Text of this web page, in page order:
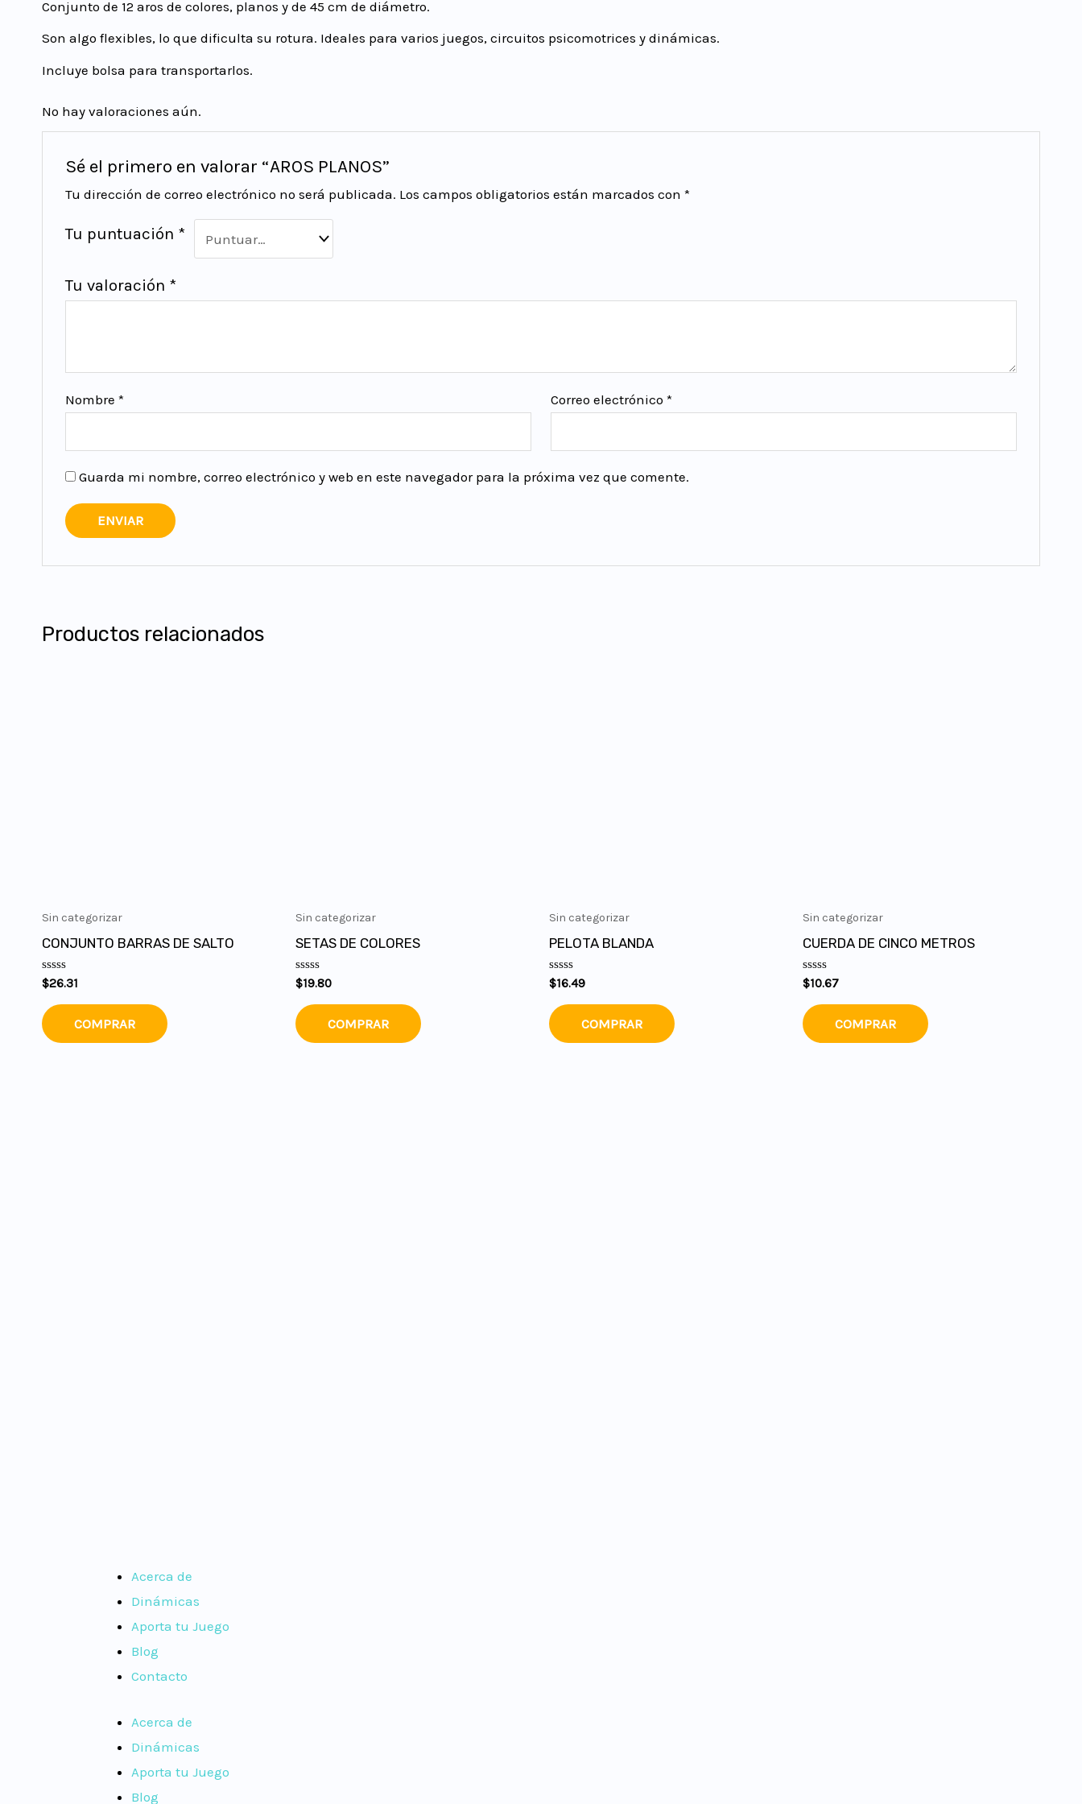
Conjunto de 12 aros de colores, planos y de 45 cm de diámetro.
Son algo flexibles, lo que dificulta su rotura. Ideales para varios juegos, circuitos psicomotrices y dinámicas.
Incluye bolsa para transportarlos.
No hay valoraciones aún.
Sé el primero en valorar “AROS PLANOS”
Tu dirección de correo electrónico no será publicada. Los campos obligatorios están marcados con*
Tu puntuación *
Tu valoración *
Nombre* Correo electrónico *
Guarda mi nombre, correo electrónico y web en este navegador para la próxima vez que comente.
Productos relacionados
Sin categorizar
CONJUNTO BARRAS DE SALTO
Valorado
en
de
5
$26.31
COMPRAR
Sin categorizar
SETAS DE COLORES
Valorado
en
de
5
$19.80
COMPRAR
Sin categorizar
PELOTA BLANDA
Valorado
en
de
5
$16.49
COMPRAR
Sin categorizar
CUERDA DE CINCO METROS
Valorado
en
de
5
$10.67
COMPRAR
Acerca de
Dinámicas
Aporta tu Juego
Blog
Contacto
Acerca de
Dinámicas
Aporta tu Juego
Blog